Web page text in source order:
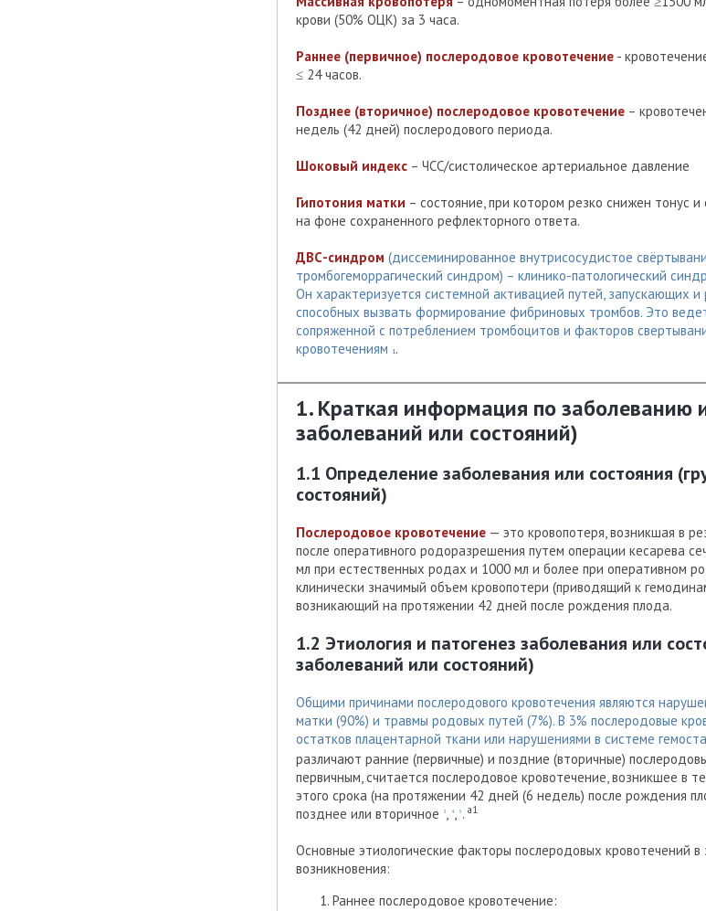
крови (50% ОЦК) за 3 часа.
Раннее (первичное) послеродовое кровотечение -
≤ 24 часов.
Позднее (вторичное) послеродовое кровотечение –
недель (42 дней) послеродового периода.
Шоковый индекс – ЧСС/систолическое артериальное давление
Гипотония матки – состояние, при котором резко снижен тонус
на фоне сохраненного рефлекторного ответа.
ДВС-синдром (диссеминированное внутрисосудистое
тромбогеморрагический синдром) – клинико-патологический
Он характеризуется системной активацией путей, запускающих
способных вызвать формирование фибриновых тромбов. Это
сопряженной с потреблением тромбоцитов и факторов
кровотечениям 1.
1. Краткая информация по заболеванию
заболеваний или состояний)
1.1 Определение заболевания или состояния
состояний)
Послеродовое кровотечение — это кровопотеря, возникшая в
после оперативного родоразрешения путем операции кесарева
мл при естественных родах и 1000 мл и более при оперативном
клинически значимый объем кровопотери (приводящий к
возникающий на протяжении 42 дней после рождения плода.
1.2 Этиология и патогенез заболевания или
заболеваний или состояний)
Общими причинами послеродового кровотечения являются
матки (90%) и травмы родовых путей (7%). В 3% послеродовые
остатков плацентарной ткани или нарушениями в системе
различают ранние (первичные) и поздние (вторичные)
первичным, считается послеродовое кровотечение, возникшее в
этого срока (на протяжении 42 дней (6 недель) после рождения
позднее или вторичное
3, 4, 5 . a1
Основные этиологические факторы послеродовых кровотечений в
возникновения:
Раннее послеродовое кровотечение: